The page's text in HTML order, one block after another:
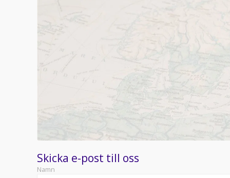
Skicka e-post till oss
Namn